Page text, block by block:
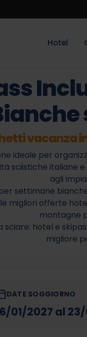
Hotel
vacanza
ideale per
sciistiche
agli
settimane
migliori offerte
montagne
sciare: hotel e
migliore
DATE SOGGIORNO